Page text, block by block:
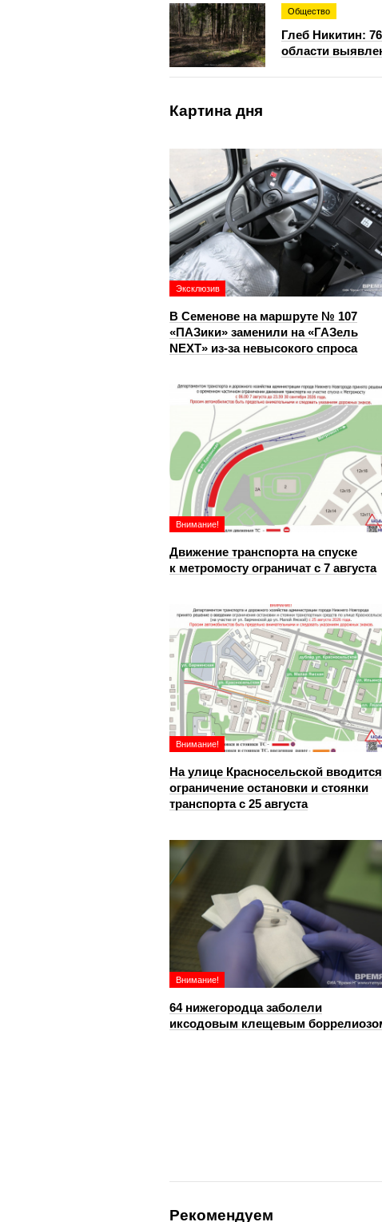
Общество
Глеб Никитин:
области
Картина дня
Эксклюзив
В Семенове на маршруте № 107
«ПАЗики» заменили на «ГАЗель
NEXT» из‑за невысокого спроса
Внимание!
Движение транспорта на спуске
к метромосту ограничат с 7 августа
Внимание!
На улице Красносельской вводится
ограничение остановки и стоянки
транспорта с 25 августа
Внимание!
64 нижегородца заболели
иксодовым клещевым
Рекомендуем